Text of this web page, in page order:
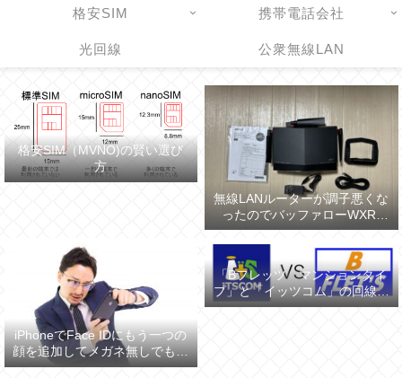
格安SIM 携帯電話会社
光回線 公衆無線LAN
格安SIM（MVNO)の賢い選び
方
無線LANルーターが調子悪くな
ったのでバッファローWXR-
5700AX7Sに買い換えた
iPhoneでFace IDにもう一つの
顔を追加してメガネ無しでも認
証させる
「Bフレッツ マンションタイ
プ」と「イッツコム」の回線ス
ピードを比較してみた